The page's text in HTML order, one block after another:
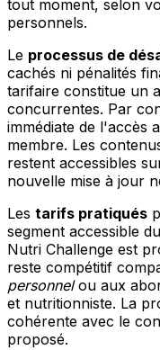
tout moment, selon
personnels.
Le processus de
cachés ni pénalités
tarifaire constitue un
concurrentes. Par
immédiate de l'accès
membre. Les
restent accessibles
nouvelle mise à jour
Les tarifs pratiqués
segment accessible
Nutri Challenge est
reste compétitif
personnelou aux
et nutritionniste. La
cohérente avec le
proposé.